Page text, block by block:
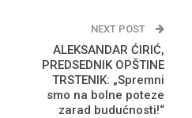
NEXT POST
ALEKSANDAR ĆIRIĆ,
PREDSEDNIK OPŠTINE
TRSTENIK: „Spremni
smo na bolne poteze
zarad budućnosti!“